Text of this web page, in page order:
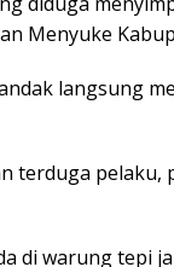
Menyuke
langsung
terduga pelaku,
di warung tepi